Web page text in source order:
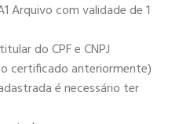
Arquivo com validade de 1
do CPF e CNPJ
certificado anteriormente)
é necessário ter